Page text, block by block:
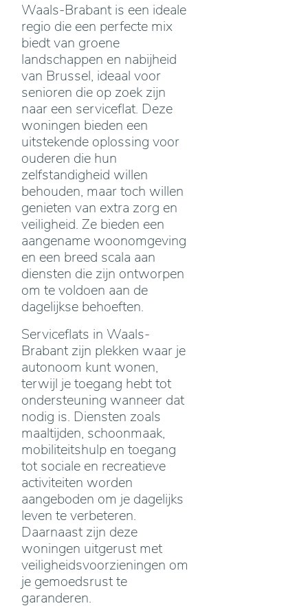
Waals-Brabant is een ideale
regio die een perfecte mix
biedt van groene
landschappen en nabijheid
van Brussel, ideaal voor
senioren die op zoek zijn
naar een serviceflat. Deze
woningen bieden een
uitstekende oplossing voor
ouderen die hun
zelfstandigheid willen
behouden, maar toch willen
genieten van extra zorg en
veiligheid. Ze bieden een
aangename woonomgeving
en een breed scala aan
diensten die zijn ontworpen
om te voldoen aan de
dagelijkse behoeften.
Serviceflats in Waals-
Brabant zijn plekken waar je
autonoom kunt wonen,
terwijl je toegang hebt tot
ondersteuning wanneer dat
nodig is. Diensten zoals
maaltijden, schoonmaak,
mobiliteitshulp en toegang
tot sociale en recreatieve
activiteiten worden
aangeboden om je dagelijks
leven te verbeteren.
Daarnaast zijn deze
woningen uitgerust met
veiligheidsvoorzieningen om
je gemoedsrust te
garanderen.